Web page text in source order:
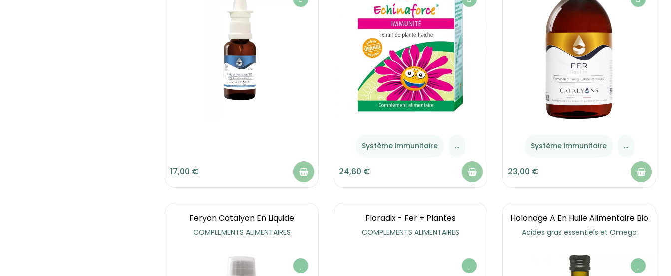
17,00 €
Système immunitaire ...
24,60 €
Système immunitaire ...
23,00 €
Feryon Catalyon En Liquide
COMPLEMENTS ALIMENTAIRES
Floradix - Fer + Plantes
COMPLEMENTS ALIMENTAIRES
Holonage A En Huile Alimentaire Bio
Acides gras essentiels et Omega